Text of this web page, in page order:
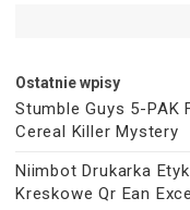
Ostatnie wpisy
Stumble Guys 5-PAK
Cereal Killer Mystery
Niimbot Drukarka
Kreskowe Qr Ean